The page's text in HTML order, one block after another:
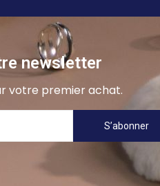
newsletter
votre premier achat.
S’abonner